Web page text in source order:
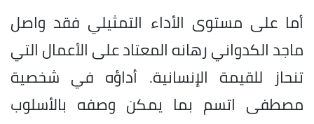
أما على مستوى الأداء التمثيلي فقد واصل
ماجد الكدواني رهانه المعتاد على الأعمال التي
تنحاز للقيمة الإنسانية. أداؤه في شخصية
مصطفى اتسم بما يمكن وصفه بالأسلوب